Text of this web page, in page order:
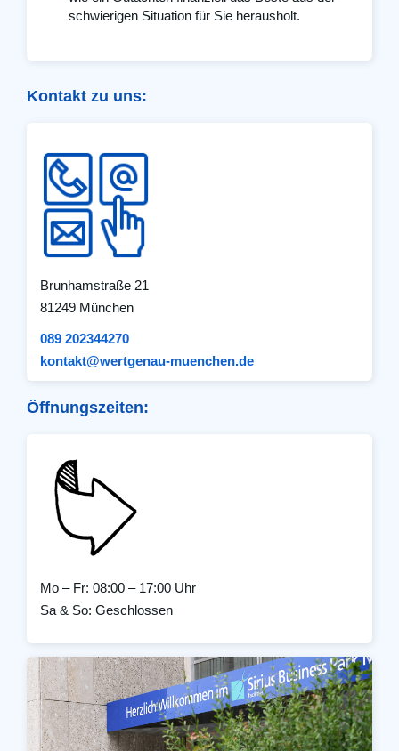
schwierigen Situation für Sie herausholt.
Kontakt zu uns:
Brunhamstraße 21
81249 München
089 202344270
kontakt@wertgenau-muenchen.de
Öffnungszeiten:
Mo – Fr: 08:00 – 17:00 Uhr
Sa & So: Geschlossen